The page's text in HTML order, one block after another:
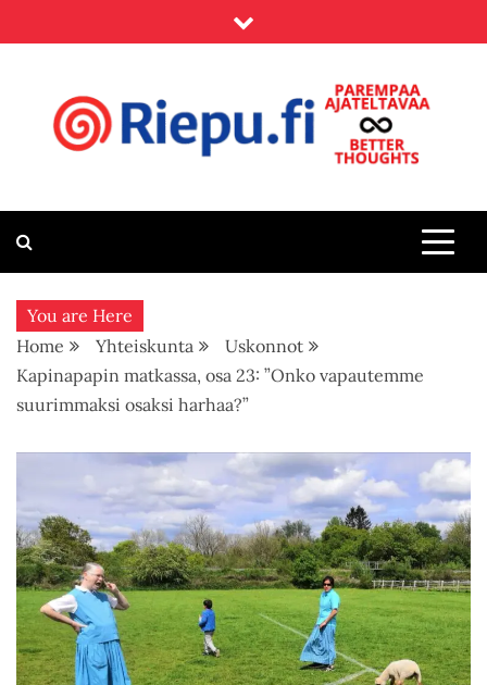
to
Riepu.fi
You are Here
Home
Yhteiskunta
Uskonnot
Kapinapapin matkassa, osa 23: ”Onko vapautemme
suurimmaksi osaksi harhaa?”